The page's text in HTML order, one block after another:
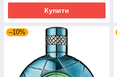
Купити
–10%